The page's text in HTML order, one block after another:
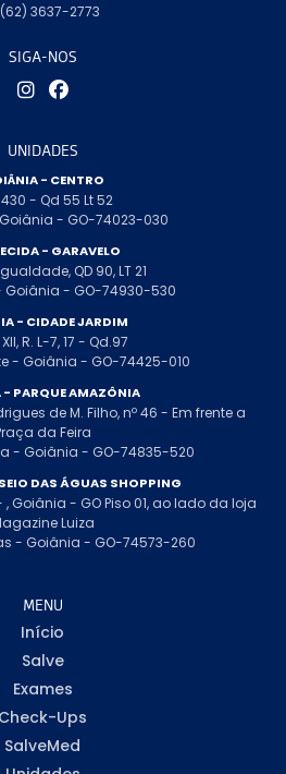
(62) 3637-2773
SIGA-NOS
UNIDADES
- CENTRO
430 - Qd 55 Lt 52
- GO-74023-030
- GARAVELO
QD 90, LT 21
Goiânia - GO-74930-530
- CIDADE JARDIM
R. L-7, 17 - Qd.97
- Goiânia - GO-74425-010
- PARQUE AMAZÔNIA
de M. Filho, nº 46 - Em frente a
da Feira
- Goiânia - GO-74835-520
DAS ÁGUAS SHOPPING
, Goiânia - GO Piso 01, ao lado da loja
Luiza
- Goiânia - GO-74573-260
MENU
Início
Salve
Exames
Check-Ups
SalveMed